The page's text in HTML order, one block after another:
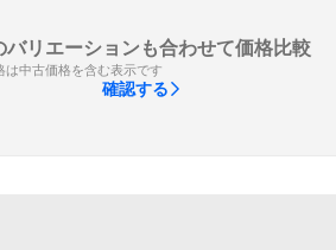
バリエーションも合わせて価格比較
は中古価格を含む表示です
確認する